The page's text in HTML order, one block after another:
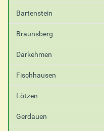
f
i
s
c
h
e
A
k
t
i
o
n
e
Bartenstein
Braunsberg
Darkehmen
Fischhausen
Lötzen
Gerdauen